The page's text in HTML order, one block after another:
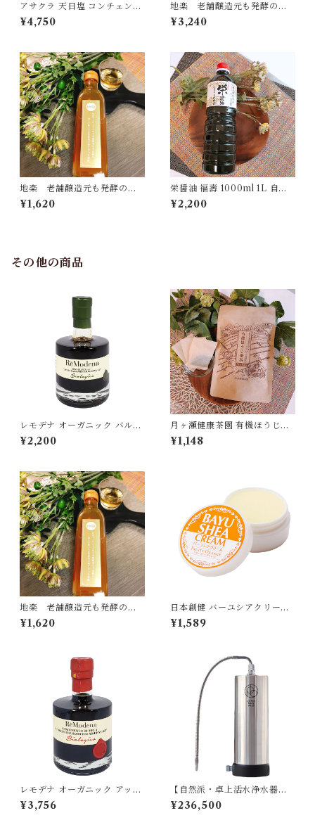
アサクラ 天日塩 コンチェント
ラートデルマーレ 500g×4個
セット（2kg） サラサラ まろ
¥4,750
地楽 老舗醸造元も発酵の凄
さに驚いた自然栽培の柿で作
った柿酢 300ml×2個セット
¥3,240
地楽 老舗醸造元も発酵の凄
さに驚いた自然栽培の柿で作
った柿酢 300ml[宅急便・398
¥1,620
栄醤油 福壽 1000ml 1L 自然
農法 本醸造 濃口醤油 国産丸大
豆 国産小麦使用[宅急便・398
¥2,200
その他の商品
レモデナ オーガニック バルサ
ミコ ディ モデナ IGP 100ml
ReModena 有機バルサミコ酢
¥2,200
月ヶ瀬健康茶園 有機ほうじ番
茶 2g×40袋 無農薬 無化学肥
料[ポスト投函・送料無料]
¥1,148
地楽 老舗醸造元も発酵の凄
さに驚いた自然栽培の柿で作
った柿酢 300ml[宅急便・398
¥1,620
日本創健 バーユシアクリーム
30ml 馬油 フルーティーオレ
ンジの香り シアバター ホホバ
¥1,589
レモデナ オーガニック アップ
ルバルサミコ 250ml ReMod
ena 有機バルサミコ酢 りんご
¥3,756
【自然派・卓上活水浄水器】
パーフェクトボディウォータ
ー G-1｜山の湧き水を自宅で
¥236,500